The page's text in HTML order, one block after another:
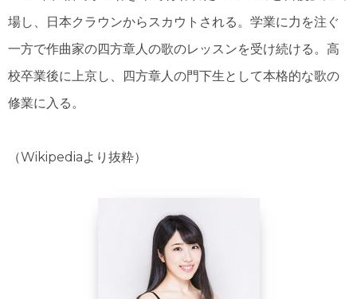
場し、日本クラウンからスカウトされる。学業に力を注ぐ
一方で作曲家の四方章人の歌のレッスンを受け続ける。高
校卒業後に上京し、四方章人の門下生として本格的な歌の
修業に入る。
（Wikipediaより抜粋）